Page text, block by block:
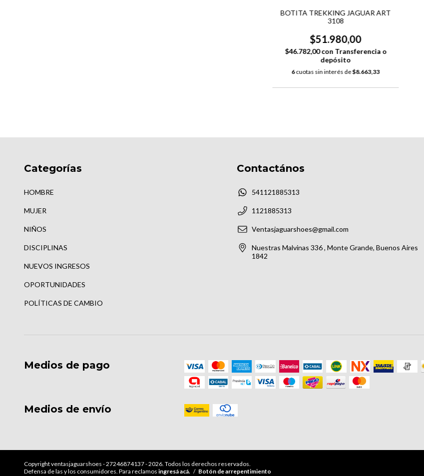
BOTITA TREKKING JAGUAR ART
3108
$51.980,00
$46.782,00con Transferencia o
depósito
6cuotas sin interés de$8.663,33
Categorías
HOMBRE
MUJER
NIÑOS
DISCIPLINAS
NUEVOS INGRESOS
OPORTUNIDADES
POLÍTICAS DE CAMBIO
Contactános
541121885313
1121885313
Ventasjaguarshoes@gmail.com
Nuestras Malvinas 336 , Monte Grande, Buenos Aires
1842
Medios de pago
Medios de envío
Copyright ventasjaguarshoes - 27246874137 - 2026. Todos los derechos reservados.
Defensa de las y los consumidores. Para reclamos ingresá acá. / Botón de arrepentimiento